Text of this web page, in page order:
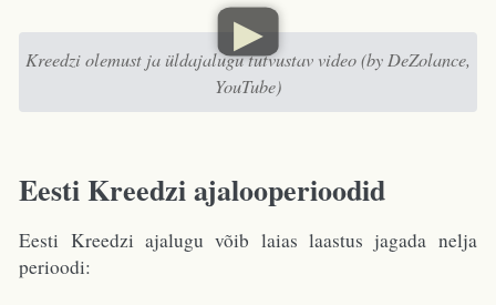
▶
Kreedzi olemust ja üldajalugu tutvustav video (by DeZolance,
YouTube)
Eesti Kreedzi ajalooperioodid
Eesti Kreedzi ajalugu võib laias laastus jagada nelja
perioodi: